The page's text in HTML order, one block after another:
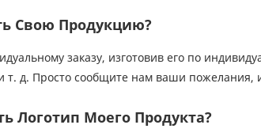
Свою Продукцию?
заказу, изготовив его по
т. д. Просто сообщите нам ваши
Логотип Моего Продукта?